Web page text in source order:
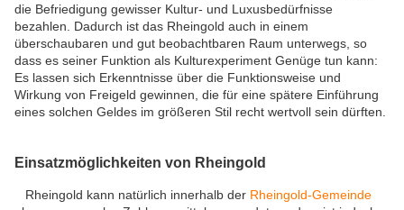
die Befriedigung gewisser Kultur- und Luxusbedürfnisse
bezahlen. Dadurch ist das Rheingold auch in einem
überschaubaren und gut beobachtbaren Raum unterwegs, so
dass es seiner Funktion als Kulturexperiment Genüge tun kann:
Es lassen sich Erkenntnisse über die Funktionsweise und
Wirkung von Freigeld gewinnen, die für eine spätere Einführung
eines solchen Geldes im größeren Stil recht wertvoll sein dürften.
Einsatzmöglichkeiten von Rheingold
Rheingold kann natürlich innerhalb der Rheingold-Gemeinde